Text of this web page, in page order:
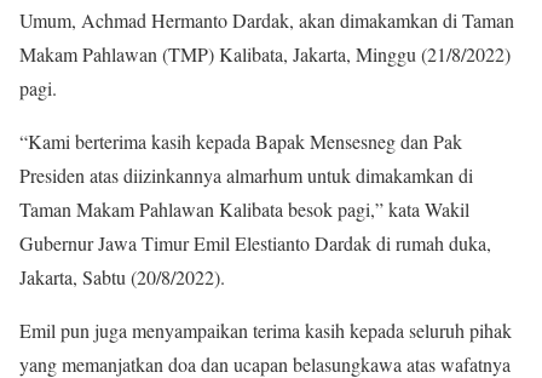
Umum, Achmad Hermanto Dardak, akan dimakamkan di Taman
Makam Pahlawan (TMP) Kalibata, Jakarta, Minggu (21/8/2022)
pagi.
“Kami berterima kasih kepada Bapak Mensesneg dan Pak
Presiden atas diizinkannya almarhum untuk dimakamkan di
Taman Makam Pahlawan Kalibata besok pagi,” kata Wakil
Gubernur Jawa Timur Emil Elestianto Dardak di rumah duka,
Jakarta, Sabtu (20/8/2022).
Emil pun juga menyampaikan terima kasih kepada seluruh pihak
yang memanjatkan doa dan ucapan belasungkawa atas wafatnya